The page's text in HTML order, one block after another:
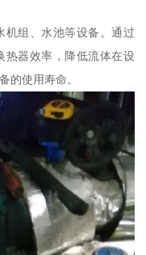
机组、水池等设备。通过
热器效率，降低流体在设
的使用寿命。